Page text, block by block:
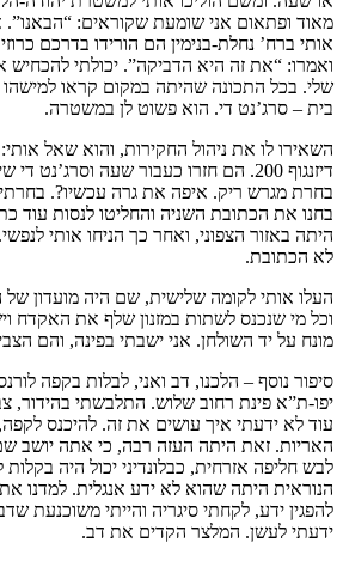
מאוד ופתאום אני שומעת שקוראים:
אותי ברח’ נחלת-בנימין הם הורידו בדרכם
ואמרו: “את זה היא הדביקה”. יכולתי להכחיש
שלי. בכל התכונה שהיתה במקום קראו למישהו
בית – סרג’נט די. הוא פשוט לן במשטרה.
השאירו לו את ניהול החקירות, והוא שאל
דיזנגוף 200. הם חזרו כעבור שעה
בחרת מגרש ריק. איפה את גרה עכשיו?.
בחנו את הכתובת השניה והחליטו לנסות עוד
היתה באזור הצפוני, ואחר כך הניחו אותי
לא הכתובת.
העלו אותי לקומה שלישית, שם היה מועדון של
וכל מי שנכנס לשתות במזנון שלף את האקדח
מונח על יד השולחן. אני ישבתי בפינה, והם
סיפור נוסף – הלכנו, דב ואני, לבלות בקפה
יפו-ת”א פינת רחוב שלוש. התלבשתי בהידור,
עוד לא ידעתי איך עושים את זה. להיכנס לקפה,
האריות. זאת היתה העזה רבה, כי אתה יושב
לבש חליפה אזרחית, כבלונדיני יכול היה
הנוראית היתה שהוא לא ידע אנגלית. למדנו
להפגין ידע, לקחתי סיגריה והייתי משוכנעת
ידעתי לעשן. המלצר הקדים את דב.